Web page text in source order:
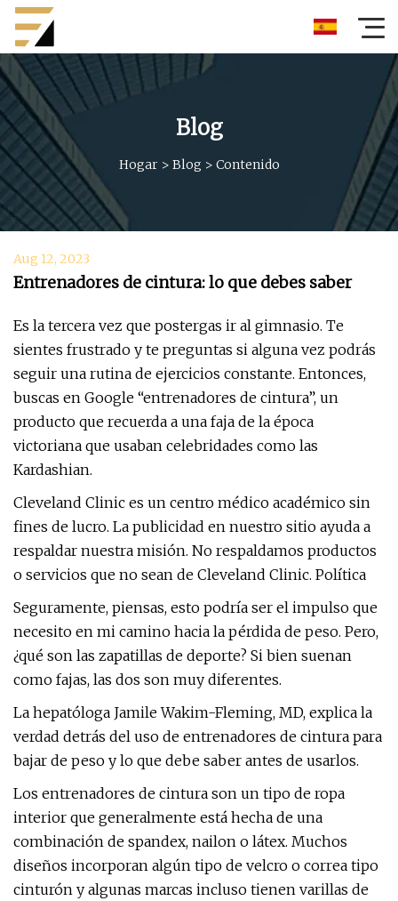
Blog
Hogar> Blog > Contenido
Aug 12, 2023
Entrenadores de cintura: lo que debes saber
Es la tercera vez que postergas ir al gimnasio. Te
sientes frustrado y te preguntas si alguna vez podrás
seguir una rutina de ejercicios constante. Entonces,
buscas en Google “entrenadores de cintura”, un
producto que recuerda a una faja de la época
victoriana que usaban celebridades como las
Kardashian.
Cleveland Clinic es un centro médico académico sin
fines de lucro. La publicidad en nuestro sitio ayuda a
respaldar nuestra misión. No respaldamos productos
o servicios que no sean de Cleveland Clinic. Política
Seguramente, piensas, esto podría ser el impulso que
necesito en mi camino hacia la pérdida de peso. Pero,
¿qué son las zapatillas de deporte? Si bien suenan
como fajas, las dos son muy diferentes.
La hepatóloga Jamile Wakim-Fleming, MD, explica la
verdad detrás del uso de entrenadores de cintura para
bajar de peso y lo que debe saber antes de usarlos.
Los entrenadores de cintura son un tipo de ropa
interior que generalmente está hecha de una
combinación de spandex, nailon o látex. Muchos
diseños incorporan algún tipo de velcro o correa tipo
cinturón y algunas marcas incluso tienen varillas de